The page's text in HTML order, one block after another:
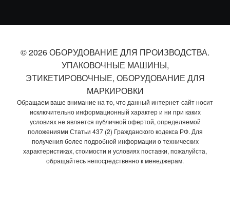
© 2026 ОБОРУДОВАНИЕ ДЛЯ ПРОИЗВОДСТВА.
УПАКОВОЧНЫЕ МАШИНЫ,
ЭТИКЕТИРОВОЧНЫЕ, ОБОРУДОВАНИЕ ДЛЯ
МАРКИРОВКИ
Обращаем ваше внимание на то, что данный интернет-сайт носит
исключительно информационный характер и ни при каких
условиях не является публичной офертой, определяемой
положениями Статьи 437 (2) Гражданского кодекса РФ. Для
получения более подробной информации о технических
характеристиках, стоимости и условиях поставки, пожалуйста,
обращайтесь непосредственно к менеджерам.